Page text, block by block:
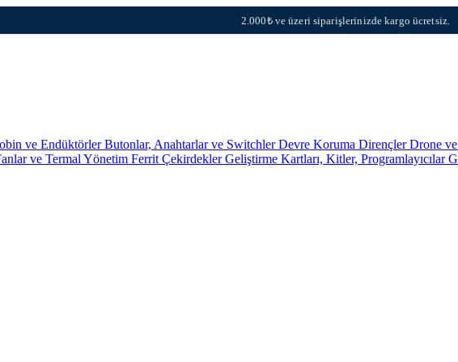
2.000₺ ve üzeri siparişlerinizde kargo ücretsiz.
ve EndüktörlerButonlar, Anahtarlar ve SwitchlerDevre Koruma DirençlerDrone
ve Termal Yönetim Ferrit ÇekirdeklerGeliştirme Kartları, Kitler, Programlayıcılar